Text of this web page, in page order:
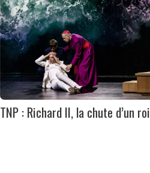
TNP : Richard II, la chute d’un roi